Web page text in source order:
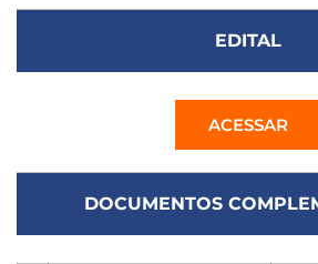
EDITAL
ACESSAR
DOCUMENTOS